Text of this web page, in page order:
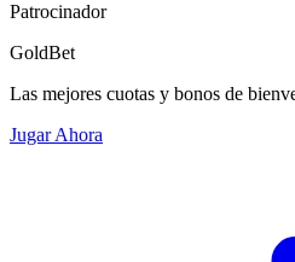
Patrocinador
GoldBet
Las mejores cuotas y bonos de
Jugar Ahora